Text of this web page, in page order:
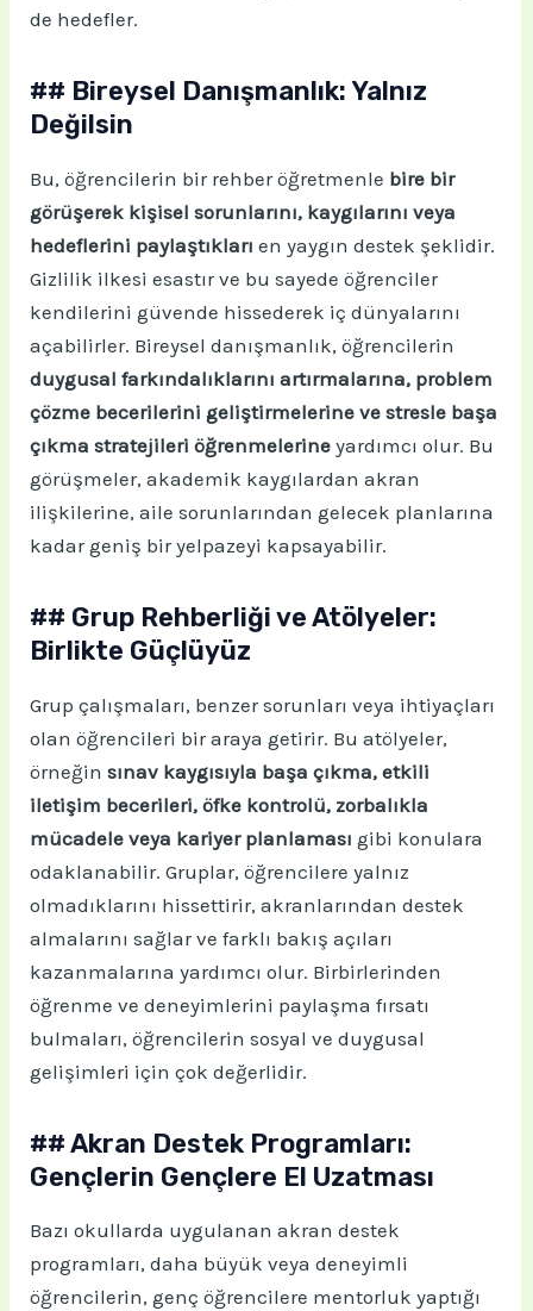
de hedefler.
## Bireysel Danışmanlık: Yalnız
Değilsin
Bu, öğrencilerin bir rehber öğretmenle bire bir
görüşerek kişisel sorunlarını, kaygılarını veya
hedeflerini paylaştıkları en yaygın destek şeklidir.
Gizlilik ilkesi esastır ve bu sayede öğrenciler
kendilerini güvende hissederek iç dünyalarını
açabilirler. Bireysel danışmanlık, öğrencilerin
duygusal farkındalıklarını artırmalarına, problem
çözme becerilerini geliştirmelerine ve stresle başa
çıkma stratejileri öğrenmelerine yardımcı olur. Bu
görüşmeler, akademik kaygılardan akran
ilişkilerine, aile sorunlarından gelecek planlarına
kadar geniş bir yelpazeyi kapsayabilir.
## Grup Rehberliği ve Atölyeler:
Birlikte Güçlüyüz
Grup çalışmaları, benzer sorunları veya ihtiyaçları
olan öğrencileri bir araya getirir. Bu atölyeler,
örneğinsınav kaygısıyla başa çıkma, etkili
iletişim becerileri, öfke kontrolü, zorbalıkla
mücadele veya kariyer planlaması gibi konulara
odaklanabilir. Gruplar, öğrencilere yalnız
olmadıklarını hissettirir, akranlarından destek
almalarını sağlar ve farklı bakış açıları
kazanmalarına yardımcı olur. Birbirlerinden
öğrenme ve deneyimlerini paylaşma fırsatı
bulmaları, öğrencilerin sosyal ve duygusal
gelişimleri için çok değerlidir.
## Akran Destek Programları:
Gençlerin Gençlere El Uzatması
Bazı okullarda uygulanan akran destek
programları, daha büyük veya deneyimli
öğrencilerin, genç öğrencilere mentorluk yaptığı